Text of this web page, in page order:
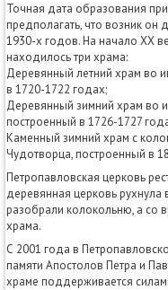
Точная дата образования
предполагать, что возник он
1930-х годов. На начало XX
находилось три храма:
Деревянный летний храм во
в 1720-1722 годах;
Деревянный зимний храм во
построенный в 1726-1727
Каменный зимний храм с
Чудотворца, построенный в
Петропавловская церковь
деревянная церковь рухнула
разобрали колокольню, а со
храма.
С 2001 года в
памяти Апостолов Петра и
храме поддерживается